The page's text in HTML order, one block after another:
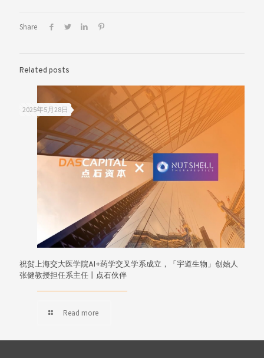
Share
Related posts
2025年5月28日
祝贺上海交大医学院AI+药学交叉学系成立，「宇道生物」创始人
张健教授担任系主任丨点石伙伴
Read more